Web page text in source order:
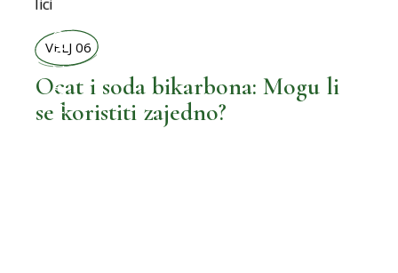
,
MOŽEMO BOLJE
VELJ 06
Ocat i soda bikarbona: Mogu li
se koristiti zajedno?